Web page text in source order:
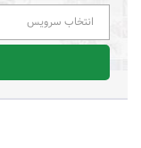
انتخاب سرویس